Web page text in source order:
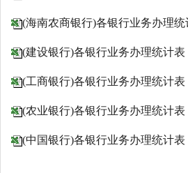
(海南农商银行)各银行业务办理统
(建设银行)各银行业务办理统计表
(工商银行)各银行业务办理统计表
(农业银行)各银行业务办理统计表
(中国银行)各银行业务办理统计表